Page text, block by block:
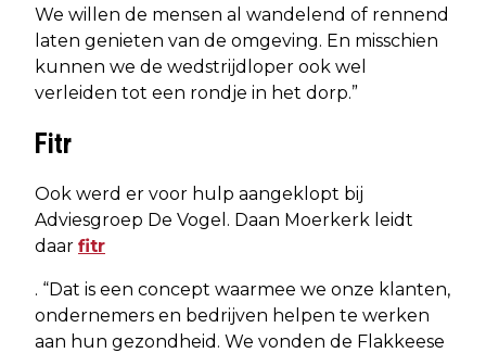
We willen de mensen al wandelend of rennend
laten genieten van de omgeving. En misschien
kunnen we de wedstrijdloper ook wel
verleiden tot een rondje in het dorp.”
Fitr
Ook werd er voor hulp aangeklopt bij
Adviesgroep De Vogel. Daan Moerkerk leidt
daar fitr
. “Dat is een concept waarmee we onze klanten,
ondernemers en bedrijven helpen te werken
aan hun gezondheid. We vonden de Flakkeese